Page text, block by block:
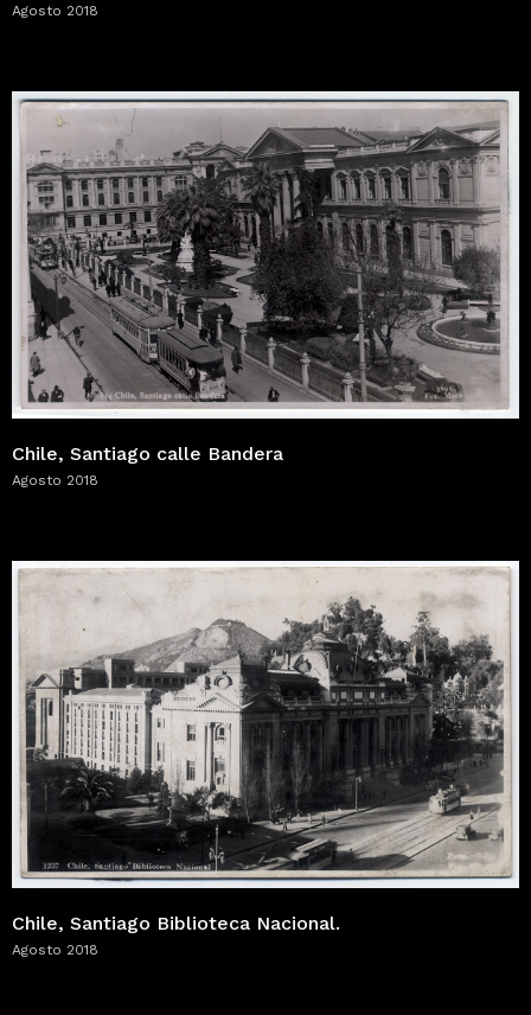
Agosto 2018
Chile, Santiago calle Bandera
Agosto 2018
Chile, Santiago Biblioteca Nacional.
Agosto 2018